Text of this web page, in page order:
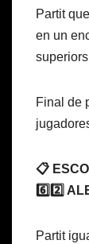
Partit
en un
Final de
📋
6️⃣2️⃣
Partit